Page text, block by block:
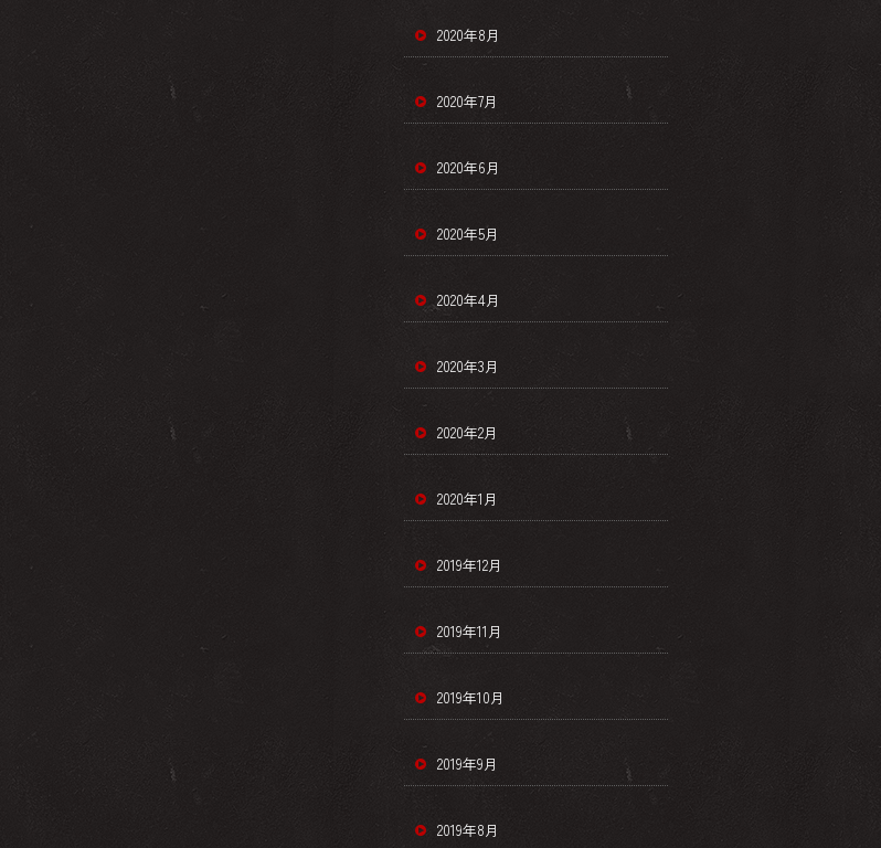
2020年8月
2020年7月
2020年6月
2020年5月
2020年4月
2020年3月
2020年2月
2020年1月
2019年12月
2019年11月
2019年10月
2019年9月
2019年8月